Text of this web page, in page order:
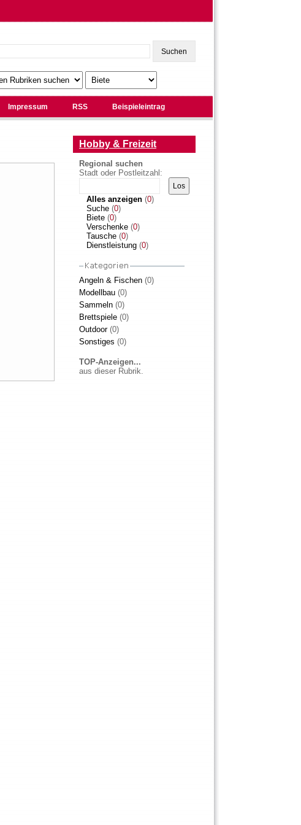
Impressum RSS Beispieleintrag
Hobby & Freizeit
Regional suchen
Stadt oder Postleitzahl:
Alles anzeigen (0)
Suche (0)
Biete (0)
Verschenke (0)
Tausche (0)
Dienstleistung (0)
Angeln & Fischen (0)
Modellbau (0)
Sammeln (0)
Brettspiele (0)
Outdoor(0)
Sonstiges (0)
TOP-Anzeigen...
aus dieser Rubrik.